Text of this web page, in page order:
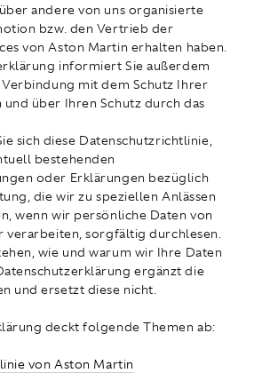
andere von uns organisierte
bzw. den Vertrieb der
von Aston Martin erhalten haben.
informiert Sie außerdem
mit dem Schutz Ihrer
über Ihren Schutz durch das
sich diese Datenschutzrichtlinie,
bestehenden
oder Erklärungen bezüglich
die wir zu speziellen Anlässen
wenn wir persönliche Daten von
verarbeiten, sorgfältig durchlesen.
wie und warum wir Ihre Daten
ergänzt die
und ersetzt diese nicht.
deckt folgende Themen ab:
von Aston Martin